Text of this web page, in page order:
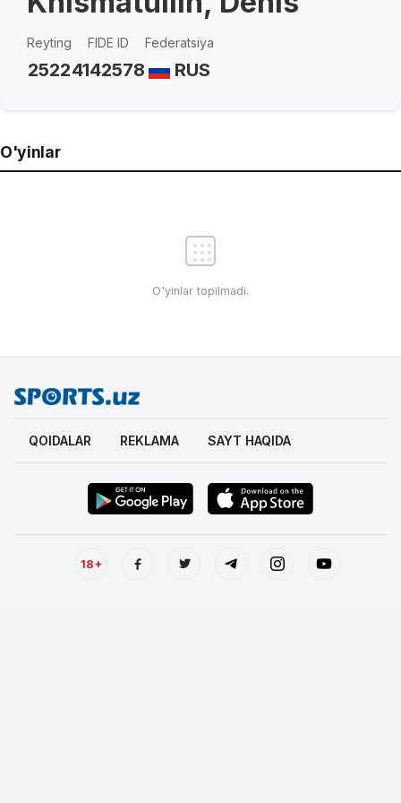
Reyting
2522
FIDE ID
4142578
Federatsiya
RUS
O'yinlar
O'yinlar topilmadi.
QOIDALAR REKLAMA SAYT HAQIDA
18+